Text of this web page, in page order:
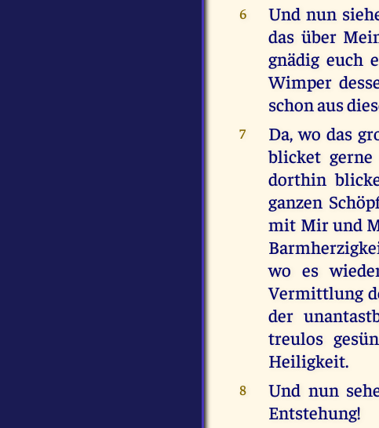
6
Und nun
das über
gnädig euch
Wimper
schon aus
7
Da, wo das
blicket
dorthin
ganzen
mit Mir und
wo es
Vermittlung
der
treulos
Heiligkeit.
8
Und nun
Entstehung!